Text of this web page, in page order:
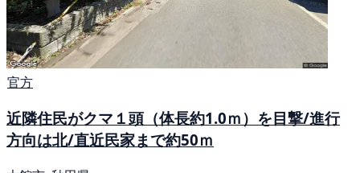
官方
近隣住民がクマ１頭（体長約1.0ｍ）を目撃/進行
方向は北/直近民家まで約50ｍ